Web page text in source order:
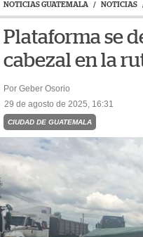
NOTICIAS GUATEMALA / NOTICIAS
Plataforma se
cabezal en la
Por Geber Osorio
29 de agosto de 2025, 16:31
CIUDAD DE GUATEMALA